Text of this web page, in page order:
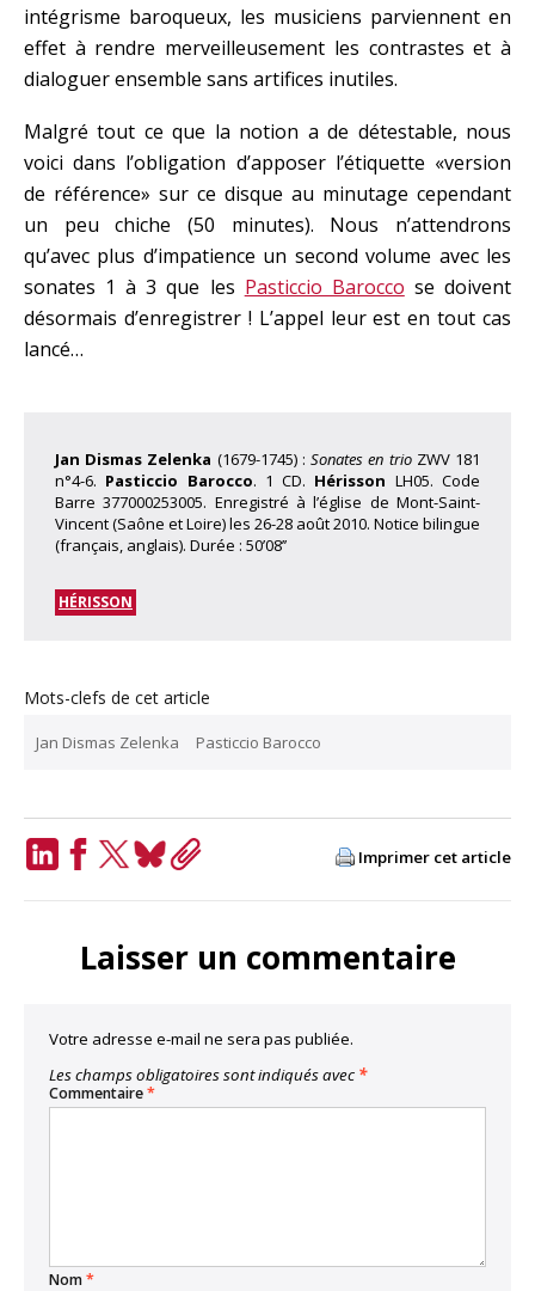
intégrisme baroqueux, les musiciens parviennent en
effet à rendre merveilleusement les contrastes et à
dialoguer ensemble sans artifices inutiles.
Malgré tout ce que la notion a de détestable, nous
voici dans l’obligation d’apposer l’étiquette «version
de référence» sur ce disque au minutage cependant
un peu chiche (50 minutes). Nous n’attendrons
qu’avec plus d’impatience un second volume avec les
sonates 1 à 3 que les Pasticcio Barocco se doivent
désormais d’enregistrer ! L’appel leur est en tout cas
lancé…
Jan Dismas Zelenka (1679-1745) :Sonates en trioZWV 181
n°4-6. Pasticcio Barocco. 1 CD. Hérisson LH05. Code
Barre 377000253005. Enregistré à l’église de Mont-Saint-
Vincent (Saône et Loire) les 26-28 août 2010. Notice bilingue
(français, anglais). Durée : 50’08’’
HÉRISSON
Mots-clefs de cet article
Jan Dismas Zelenka Pasticcio Barocco
Imprimer cet article
Laisser un commentaire
Votre adresse e-mail ne sera pas publiée.
Les champs obligatoires sont indiqués avec *
Commentaire*
Nom*